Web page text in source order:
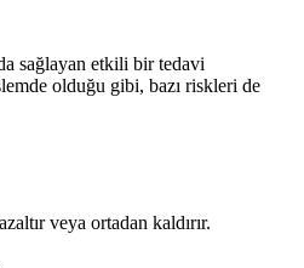
sağlayan etkili bir tedavi
olduğu gibi, bazı riskleri de
veya ortadan kaldırır.